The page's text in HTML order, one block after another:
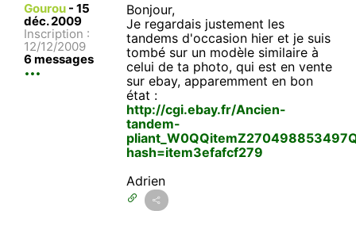
Gourou - 15
déc. 2009
Inscription :
12/12/2009
6 messages
Bonjour,
Je regardais justement les
tandems d'occasion hier et je suis
tombé sur un modèle similaire à
celui de ta photo, qui est en vente
sur ebay, apparemment en bon
état :
http://cgi.ebay.fr/Ancien-
tandem-
hash=item3efafcf279
Adrien